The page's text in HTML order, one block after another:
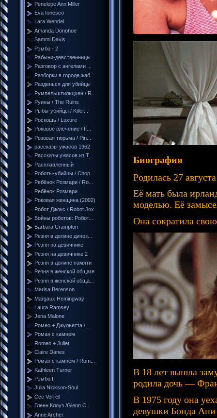
Penelope Ann Miller
Eva Ionesco
Lara Wendel
Amanda Donohoe
Sammi Davis
Рэмбо - 2
Рабыни-девственницы
Разговор с ангелами ...
Разборки в городе жаб
Разденься для убийцы
Румпельштильцхен / R...
Руины / The Ruins
Рыбы-убийцы / Killer...
Роскошь / Luxure
Роковое влечение / F...
Розовая тюрьма / Pin...
рассказы ужасов 1962
Рассказы ужасов из Т...
Расплавленный
Роботы-убийцы / Chop...
Ребёнок Розмари / Ro...
Ребёнок Розмари
Роковая женщина (2002)
Робот Джокс / Robot Jox
Войны роботов: Робот...
Barbara Crampton
Резня в долине диноз...
Резня на девичнике
Резня на девичнике 2
Резня в долине памяти
Резня в женской общаге
Резня в женской обща...
Marisa Berenson
Margaux Hemingway
Laura Ramsey
Jena Malone
Ромео + Джульетта / ...
Роман с камнем
Romeo + Juliet
Claire Danes
Роман с камнем / Rom...
Kathleen Turner
Рэмбо II
Julia Nickson-Soul
Cec Verrell
Гленн Клоуз /Glenn C...
Anne Archer
Биография
Родилась 27
Её мать была
моделью. Её
Она сократила
В 18 лет вышла
родила дочь —
В 1975 году она
девушки Бонда